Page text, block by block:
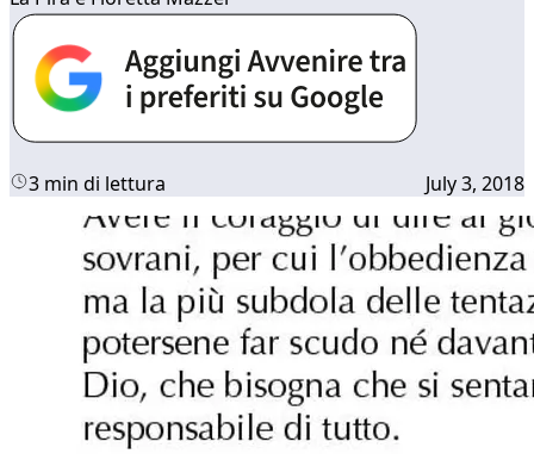
3 min di lettura July 3, 2018